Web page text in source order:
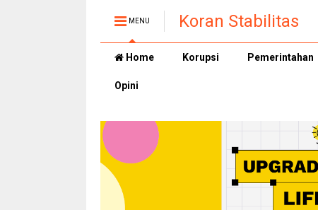
MENU Koran Stabilitas
Home Korupsi Pemerintahan
Opini